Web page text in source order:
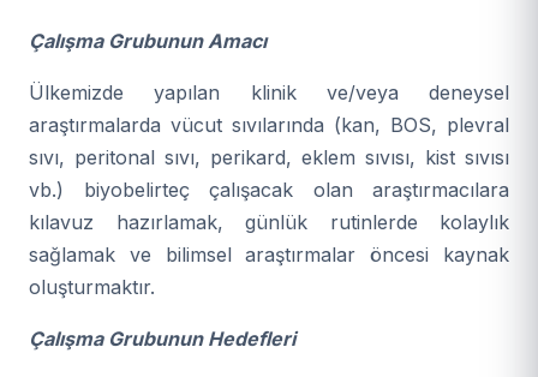
Çalışma Grubunun Amacı
Ülkemizde yapılan klinik ve/veya deneysel
araştırmalarda vücut sıvılarında (kan, BOS, plevral
sıvı, peritonal sıvı, perikard, eklem sıvısı, kist sıvısı
vb.) biyobelirteç çalışacak olan araştırmacılara
kılavuz hazırlamak, günlük rutinlerde kolaylık
sağlamak ve bilimsel araştırmalar öncesi kaynak
oluşturmaktır.
Çalışma Grubunun Hedefleri